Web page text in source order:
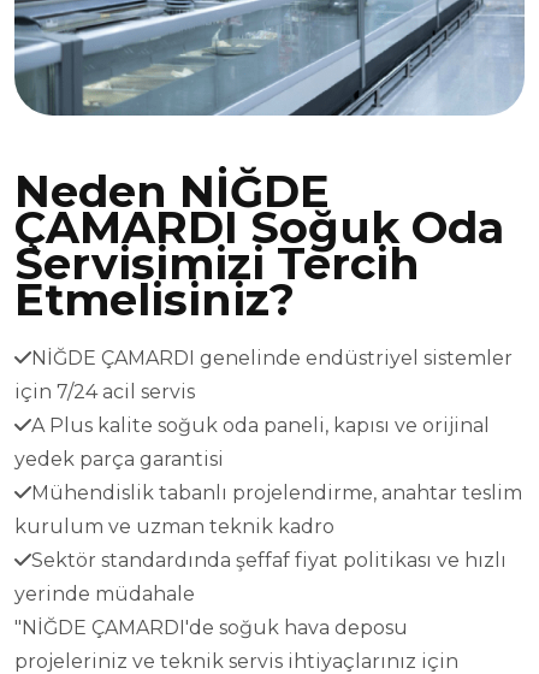
Neden NİĞDE
ÇAMARDI Soğuk Oda
Servisimizi Tercih
Etmelisiniz?
NİĞDE ÇAMARDI genelinde endüstriyel sistemler
için 7/24 acil servis
A Plus kalite soğuk oda paneli, kapısı ve orijinal
yedek parça garantisi
Mühendislik tabanlı projelendirme, anahtar teslim
kurulum ve uzman teknik kadro
Sektör standardında şeffaf fiyat politikası ve hızlı
yerinde müdahale
"NİĞDE ÇAMARDI'de soğuk hava deposu
projeleriniz ve teknik servis ihtiyaçlarınız için